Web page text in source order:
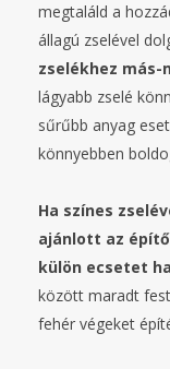
megtaláld a
állagú zselével
zselékhez
lágyabb zselé
sűrűbb anyag
könnyebben
Ha színes
ajánlott az
külön ecsetet
között maradt
fehér végeket